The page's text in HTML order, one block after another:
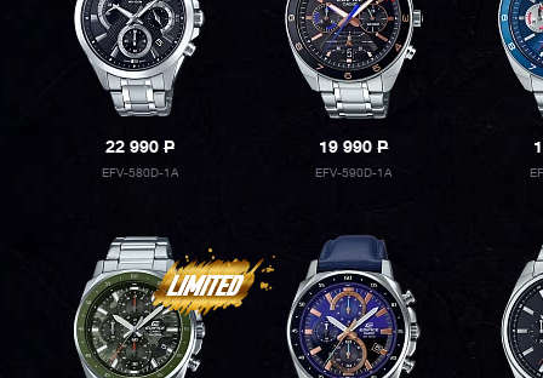
22 990P
EFV-580D-1A
19 990P
EFV-590D-1A